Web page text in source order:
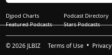
Djpod Charts Podcast Directory
Featured Podcasts
Stars Podcasts
© 2026 JLBIZ Terms of Use Privacy